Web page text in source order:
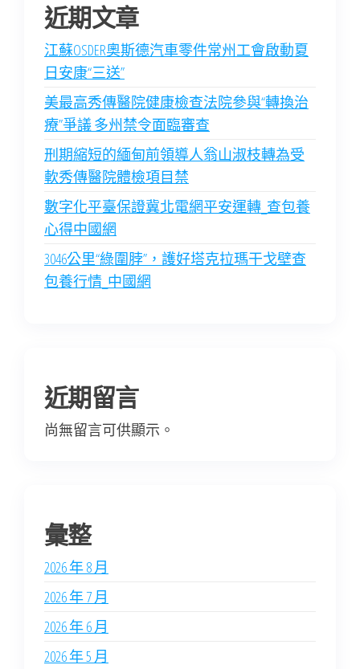
近期文章
江蘇OSDER奧斯德汽車零件常州工會啟動夏
日安康“三送”
美最高秀傳醫院健康檢查法院參與“轉換治
療”爭議 多州禁令面臨審查
刑期縮短的緬甸前領導人翁山淑枝轉為受
軟秀傳醫院體檢項目禁
數字化平臺保證冀北電網平安運轉_查包養
心得中國網
3046公里“綠圍脖”，護好塔克拉瑪干戈壁查
包養行情_中國網
近期留言
尚無留言可供顯示。
彙整
2026 年 8 月
2026 年 7 月
2026 年 6 月
2026 年 5 月